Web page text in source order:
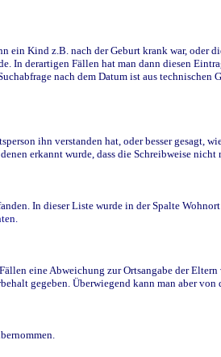
Kind z.B. nach der Geburt krank war, oder
In derartigen Fällen hat man dann diesen
nach dem Datum ist aus technischen
ihn verstanden hat, oder besser gesagt,
erkannt wurde, dass die Schreibweise
In dieser Liste wurde in der Spalte
eine Abweichung zur Ortsangabe der
gegeben. Überwiegend kann man aber von